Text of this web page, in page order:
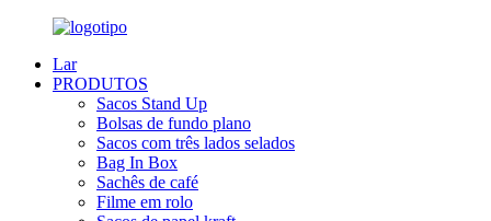
Lar
PRODUTOS
Sacos Stand Up
Bolsas de fundo plano
Sacos com três lados selados
Bag In Box
Sachês de café
Filme em rolo